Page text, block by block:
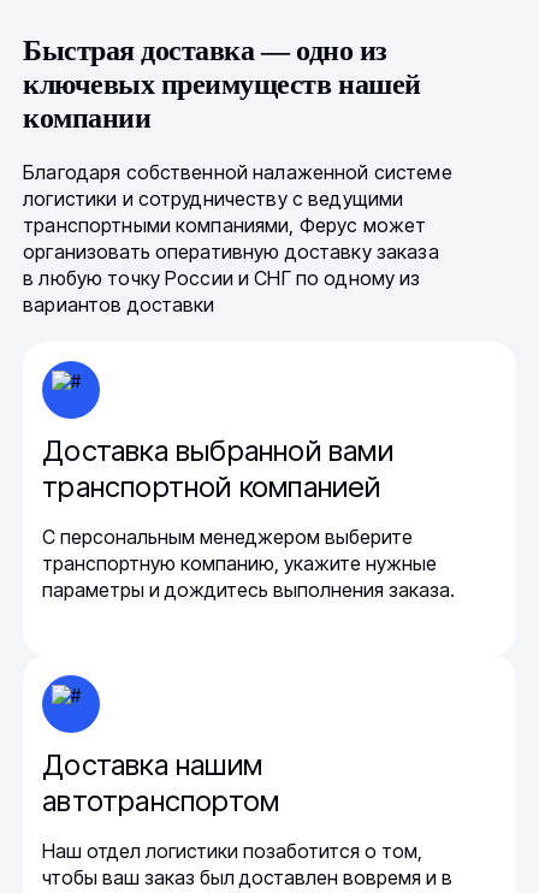
Быстрая доставка — одно из
ключевых преимуществ нашей
компании
Благодаря собственной налаженной системе
логистики и сотрудничеству с ведущими
транспортными компаниями, Ферус может
организовать оперативную доставку заказа
в любую точку России и СНГ по одному из
вариантов доставки
Доставка выбранной вами
транспортной компанией
С персональным менеджером выберите
транспортную компанию, укажите нужные
параметры и дождитесь выполнения заказа.
Доставка нашим
автотранспортом
Наш отдел логистики позаботится о том,
чтобы ваш заказ был доставлен вовремя и в